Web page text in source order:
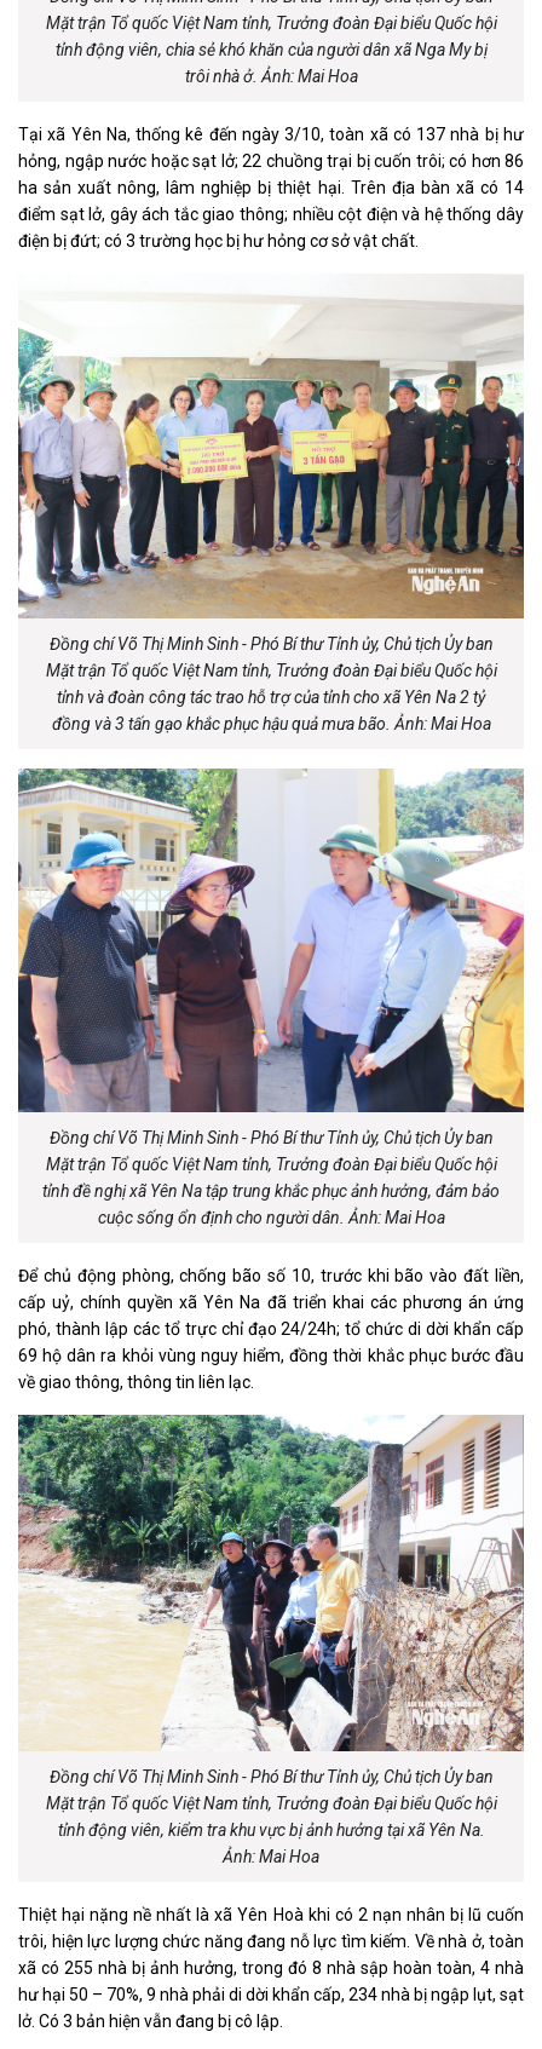
Mặt trận Tổ quốc Việt Nam tỉnh, Trưởng đoàn Đại biểu Quốc hội
tỉnh động viên, chia sẻ khó khăn của người dân xã Nga My bị
trôi nhà ở. Ảnh: Mai Hoa
Tại xã Yên Na, thống kê đến ngày 3/10, toàn xã có 137 nhà bị hư
hỏng, ngập nước hoặc sạt lở; 22 chuồng trại bị cuốn trôi; có hơn 86
ha sản xuất nông, lâm nghiệp bị thiệt hại. Trên địa bàn xã có 14
điểm sạt lở, gây ách tắc giao thông; nhiều cột điện và hệ thống dây
điện bị đứt; có 3 trường học bị hư hỏng cơ sở vật chất.
Đồng chí Võ Thị Minh Sinh - Phó Bí thư Tỉnh ủy, Chủ tịch Ủy ban
Mặt trận Tổ quốc Việt Nam tỉnh, Trưởng đoàn Đại biểu Quốc hội
tỉnh và đoàn công tác trao hỗ trợ của tỉnh cho xã Yên Na 2 tỷ
đồng và 3 tấn gạo khắc phục hậu quả mưa bão. Ảnh: Mai Hoa
Đồng chí Võ Thị Minh Sinh - Phó Bí thư Tỉnh ủy, Chủ tịch Ủy ban
Mặt trận Tổ quốc Việt Nam tỉnh, Trưởng đoàn Đại biểu Quốc hội
tỉnh đề nghị xã Yên Na tập trung khắc phục ảnh hưởng, đảm bảo
cuộc sống ổn định cho người dân. Ảnh: Mai Hoa
Để chủ động phòng, chống bão số 10, trước khi bão vào đất liền,
cấp uỷ, chính quyền xã Yên Na đã triển khai các phương án ứng
phó, thành lập các tổ trực chỉ đạo 24/24h; tổ chức di dời khẩn cấp
69 hộ dân ra khỏi vùng nguy hiểm, đồng thời khắc phục bước đầu
về giao thông, thông tin liên lạc.
Đồng chí Võ Thị Minh Sinh - Phó Bí thư Tỉnh ủy, Chủ tịch Ủy ban
Mặt trận Tổ quốc Việt Nam tỉnh, Trưởng đoàn Đại biểu Quốc hội
tỉnh động viên, kiểm tra khu vực bị ảnh hưởng tại xã Yên Na.
Ảnh: Mai Hoa
Thiệt hại nặng nề nhất là xã Yên Hoà khi có 2 nạn nhân bị lũ cuốn
trôi, hiện lực lượng chức năng đang nỗ lực tìm kiếm. Về nhà ở, toàn
xã có 255 nhà bị ảnh hưởng, trong đó 8 nhà sập hoàn toàn, 4 nhà
hư hại 50 – 70%, 9 nhà phải di dời khẩn cấp, 234 nhà bị ngập lụt, sạt
lở. Có 3 bản hiện vẫn đang bị cô lập.